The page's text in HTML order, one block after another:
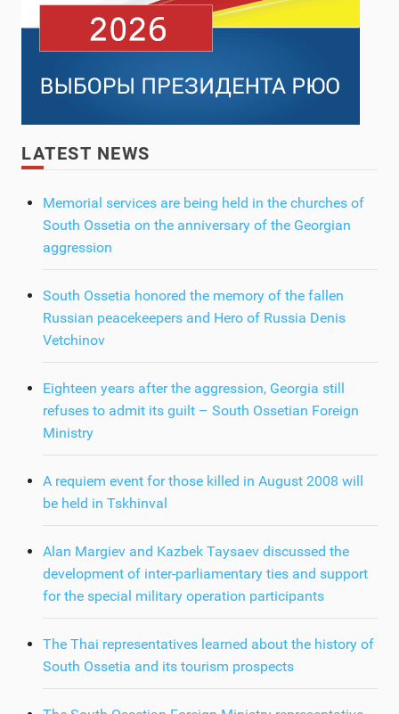
LATEST NEWS
Memorial services are being held in the churches of
South Ossetia on the anniversary of the Georgian
aggression
South Ossetia honored the memory of the fallen
Russian peacekeepers and Hero of Russia Denis
Vetchinov
Eighteen years after the aggression, Georgia still
refuses to admit its guilt – South Ossetian Foreign
Ministry
A requiem event for those killed in August 2008 will
be held in Tskhinval
Alan Margiev and Kazbek Taysaev discussed the
development of inter-parliamentary ties and support
for the special military operation participants
The Thai representatives learned about the history of
South Ossetia and its tourism prospects